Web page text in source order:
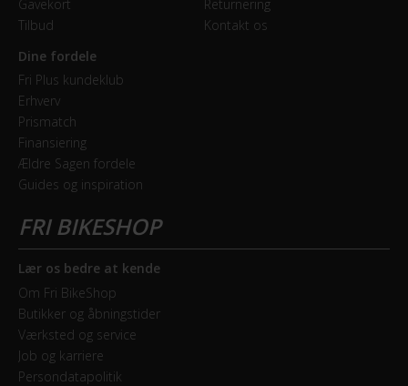
Gavekort
Tilbud
Returnering
Kontakt os
Dine fordele
Fri Plus kundeklub
Erhverv
Prismatch
Finansiering
Ældre Sagen fordele
Guides og inspiration
Lær os bedre at kende
Om Fri BikeShop
Butikker og åbningstider
Værksted og service
Job og karriere
Persondatapolitik